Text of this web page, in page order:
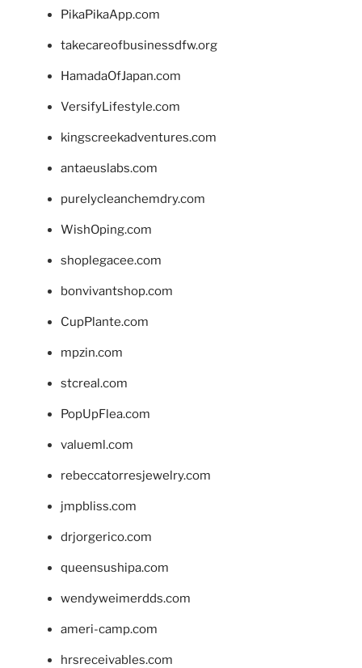
PikaPikaApp.com
takecareofbusinessdfw.org
HamadaOfJapan.com
VersifyLifestyle.com
kingscreekadventures.com
antaeuslabs.com
purelycleanchemdry.com
WishOping.com
shoplegacee.com
bonvivantshop.com
CupPlante.com
mpzin.com
stcreal.com
PopUpFlea.com
valueml.com
rebeccatorresjewelry.com
jmpbliss.com
drjorgerico.com
queensushipa.com
wendyweimerdds.com
ameri-camp.com
hrsreceivables.com